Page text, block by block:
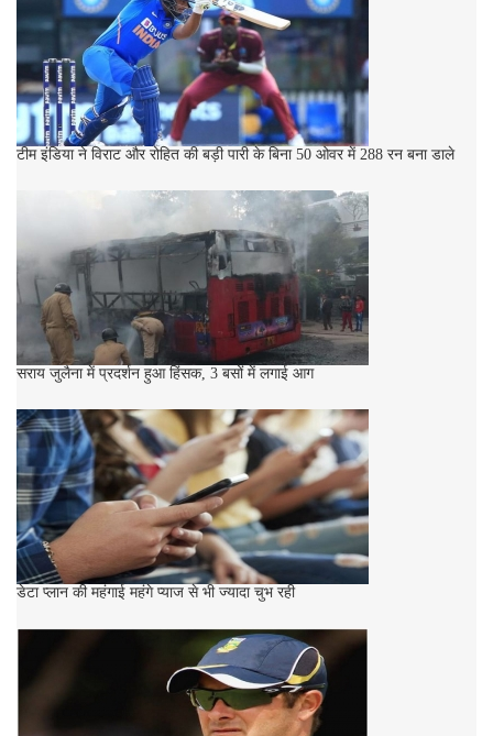
टीम इंडिया ने विराट और रोहित की बड़ी पारी के बिना 50 ओवर में 288 रन बना डाले
सराय जुलैना में प्रदर्शन हुआ हिंसक, 3 बसों में लगाई आग
डेटा प्लान की महंगाई महंगे प्याज से भी ज्यादा चुभ रही